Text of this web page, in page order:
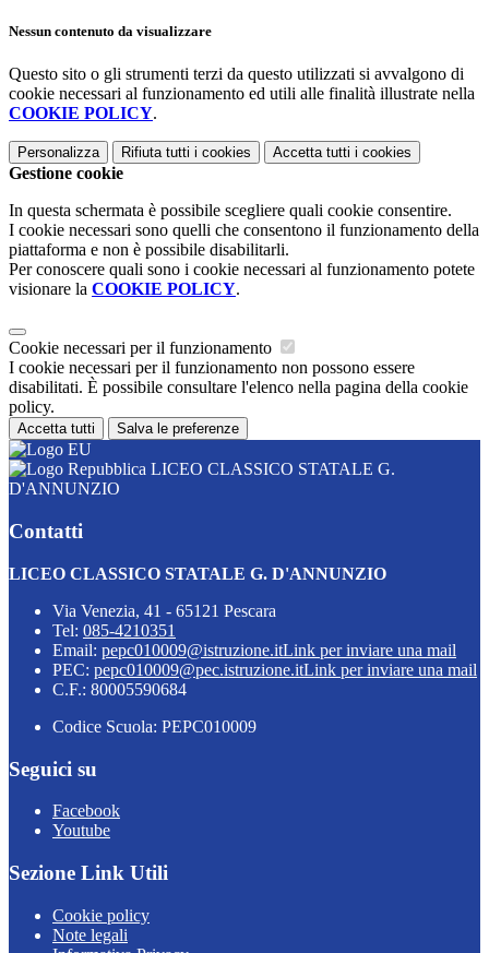
Nessun contenuto da visualizzare
Questo sito o gli strumenti terzi da questo utilizzati si avvalgono di
cookie necessari al funzionamento ed utili alle finalità illustrate nella
COOKIE POLICY.
Personalizza Rifiuta tutti i cookies Accetta tutti i cookies
Gestione cookie
In questa schermata è possibile scegliere quali cookie consentire.
I cookie necessari sono quelli che consentono il funzionamento della
piattaforma e non è possibile disabilitarli.
Per conoscere quali sono i cookie necessari al funzionamento potete
visionare la COOKIE POLICY.
Cookie necessari per il funzionamento
I cookie necessari per il funzionamento non possono essere
disabilitati. È possibile consultare l'elenco nella pagina della cookie
policy.
Accetta tutti Salva le preferenze
LICEO CLASSICO STATALE G.
D'ANNUNZIO
Contatti
LICEO CLASSICO STATALE G. D'ANNUNZIO
Via Venezia, 41 - 65121 Pescara
Tel: 085-4210351
Email: pepc010009@istruzione.itLink per inviare una mail
PEC: pepc010009@pec.istruzione.itLink per inviare una mail
C.F.: 80005590684
Codice Scuola: PEPC010009
Seguici su
Facebook
Youtube
Sezione Link Utili
Cookie policy
Note legali